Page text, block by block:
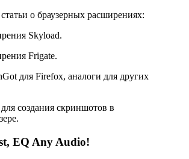
о браузерных расширениях:
Skyload.
Frigate.
для Firefox, аналоги для других
создания скриншотов в
EQ Any Audio!